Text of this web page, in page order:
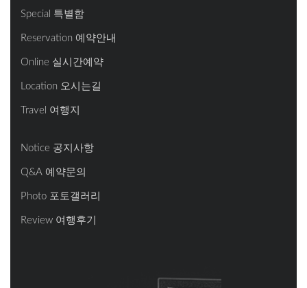
Special 특별함
Reservation 예약안내
Online 실시간예약
Location 오시는길
Travel 여행지
Notice 공지사항
Q&A 예약문의
Photo 포토갤러리
Review 여행후기